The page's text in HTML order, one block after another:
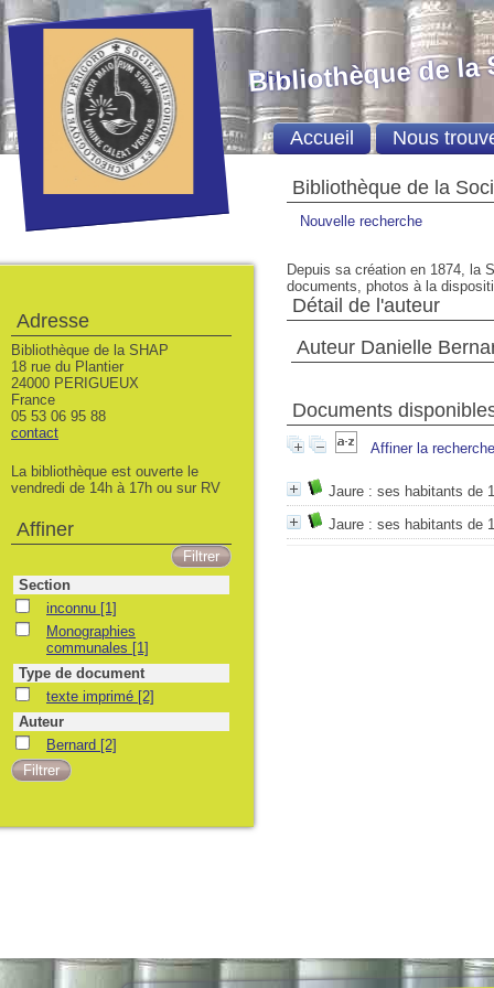
Bibliothèque de la
Nouvelle recherche
Depuis sa création en 1874, la
documents, photos à la
Détail de l'auteur
Auteur Danielle
Documents
Affiner la recherche
Jaure : ses habitants de
Jaure : ses habitants de
Bibliothèque de la
Accueil Nous
Adresse
Bibliothèque de la SHAP
18 rue du Plantier
24000 PERIGUEUX
France
05 53 06 95 88
contact
La bibliothèque est ouverte le
vendredi de 14h à 17h ou sur RV
Affiner
Section
inconnu [1]
Monographies
communales [1]
Type de document
texte imprimé [2]
Auteur
Bernard [2]